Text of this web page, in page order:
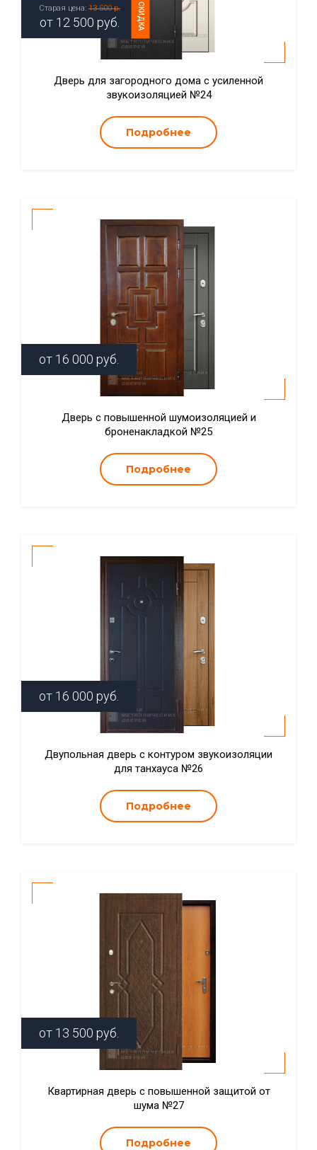
СКИДКА
Старая цена: 13 500 р.
от 12 500 руб.
Дверь для загородного дома с усиленной
звукоизоляцией №24
Подробнее
от 16 000 руб.
Дверь с повышенной шумоизоляцией и
броненакладкой №25
Подробнее
от 16 000 руб.
Двупольная дверь с контуром звукоизоляции
для танхауса №26
Подробнее
от 13 500 руб.
Квартирная дверь с повышенной защитой от
шума №27
Подробнее